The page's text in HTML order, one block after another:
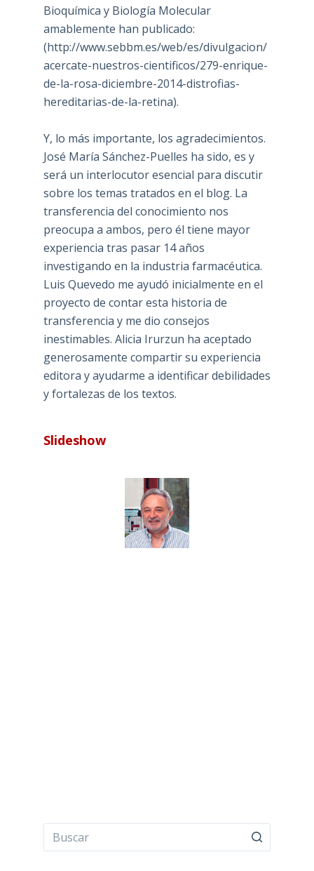
Bioquímica y Biología Molecular
amablemente han publicado:
(http://www.sebbm.es/web/es/divulgacion/
acercate-nuestros-cientificos/279-enrique-
de-la-rosa-diciembre-2014-distrofias-
hereditarias-de-la-retina).
Y, lo más importante, los agradecimientos.
José María Sánchez-Puelles ha sido, es y
será un interlocutor esencial para discutir
sobre los temas tratados en el blog. La
transferencia del conocimiento nos
preocupa a ambos, pero él tiene mayor
experiencia tras pasar 14 años
investigando en la industria farmacéutica.
Luis Quevedo me ayudó inicialmente en el
proyecto de contar esta historia de
transferencia y me dio consejos
inestimables. Alicia Irurzun ha aceptado
generosamente compartir su experiencia
editora y ayudarme a identificar debilidades
y fortalezas de los textos.
Slideshow